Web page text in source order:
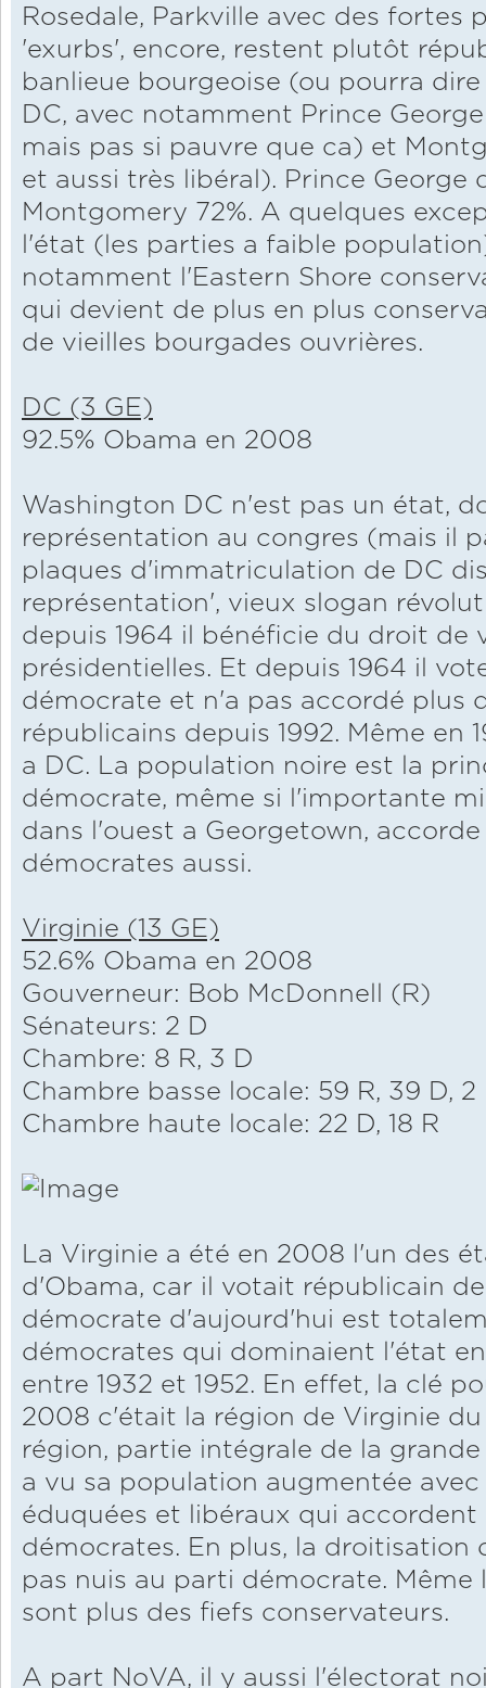
Rosedale, Parkville avec des fortes
'exurbs', encore, restent plutôt
banlieue bourgeoise (ou pourra
DC, avec notamment Prince
mais pas si pauvre que ca) et
et aussi très libéral). Prince George
Montgomery 72%. A quelques
l'état (les parties a faible
notamment l'Eastern Shore
qui devient de plus en plus
de vieilles bourgades ouvrières.
DC (3 GE)
92.5% Obama en 2008
Washington DC n'est pas un état,
représentation au congres (mais il
plaques d'immatriculation de DC
représentation', vieux slogan
depuis 1964 il bénéficie du droit de
présidentielles. Et depuis 1964 il
démocrate et n'a pas accordé plus
républicains depuis 1992. Même en
a DC. La population noire est la
démocrate, même si l'importante
dans l'ouest a Georgetown,
démocrates aussi.
Virginie (13 GE)
52.6% Obama en 2008
Gouverneur: Bob McDonnell (R)
Sénateurs: 2 D
Chambre: 8 R, 3 D
Chambre basse locale: 59 R, 39 D,
Chambre haute locale: 22 D, 18 R
La Virginie a été en 2008 l'un des
d'Obama, car il votait républicain
démocrate d'aujourd'hui est
démocrates qui dominaient l'état
entre 1932 et 1952. En effet, la clé
2008 c'était la région de Virginie
région, partie intégrale de la
a vu sa population augmentée
éduquées et libéraux qui accordent
démocrates. En plus, la droitisation
pas nuis au parti démocrate. Même
sont plus des fiefs conservateurs.
A part NoVA, il y aussi l'électorat